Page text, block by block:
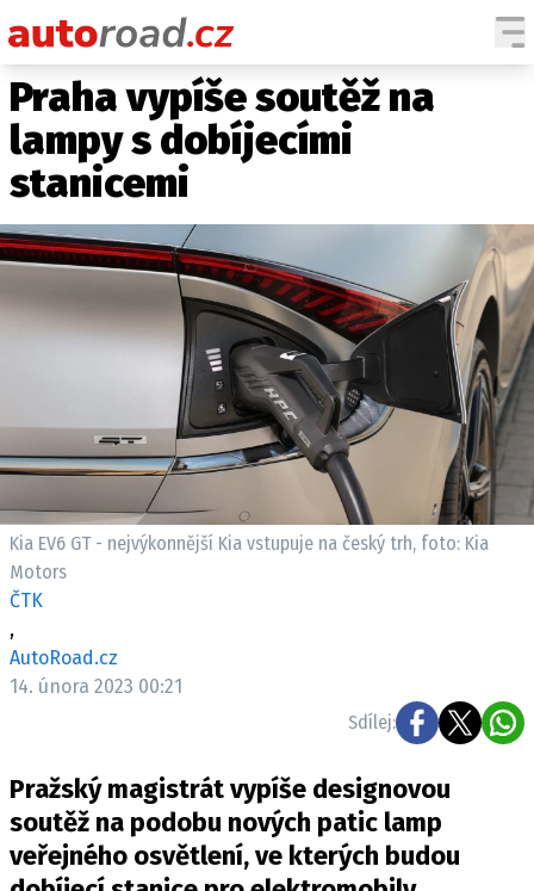
AUTA
TESTY AUT
HISTORIE
ZAJÍMAVOSTI
TECHNIKA
EKONOMIKA
ČESKÝ TRH
TUNING
ELEKTRO
TRH S ELEKTROMOBILY
OSTATNÍ
TISKOVKY
ROZHOVORY
Praha vypíše soutěž na
lampy s dobíjecími
stanicemi
Kia EV6 GT - nejvýkonnější Kia vstupuje na český trh, foto: Kia
Motors
ČTK
,
AutoRoad.cz
14. února 2023 00:21
Sdílej:
Pražský magistrát vypíše designovou
soutěž na podobu nových patic lamp
veřejného osvětlení, ve kterých budou